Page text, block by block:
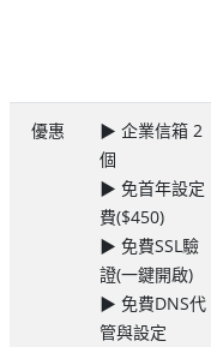
優惠
▶ 企業信箱 2
個
▶ 免首年設定
費($450)
▶ 免費SSL驗
證(一鍵開啟)
▶ 免費DNS代
管與設定